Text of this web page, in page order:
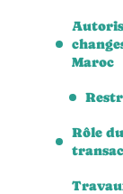
Maroc
Rôle